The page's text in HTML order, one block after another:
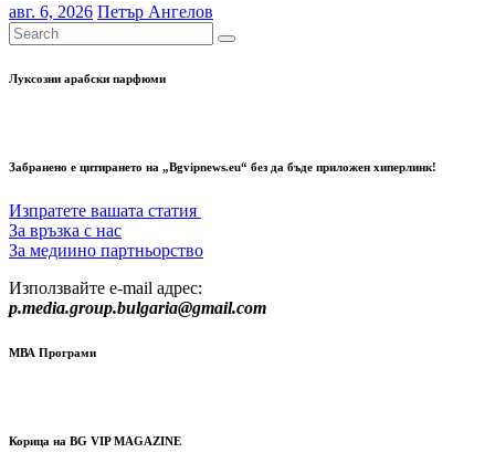
авг. 6, 2026 Петър Ангелов
Луксозни арабски парфюми
Забранено е цитирането на „Bgvipnews.eu“ без да бъде приложен хиперлинк!
Изпратете вашата статия
За връзка с нас
За медиино партньорство
Използвайте e-mail адрес:
p.media.group.bulgaria@gmail.com
МВА Програми
Корица на BG VIP MAGAZINE